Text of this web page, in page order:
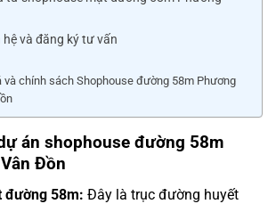
và đăng ký tư vấn
và chính sách Shophouse đường 58m Phương
án shophouse đường 58m
Đồn
đường 58m: Đây là trục đường huyết